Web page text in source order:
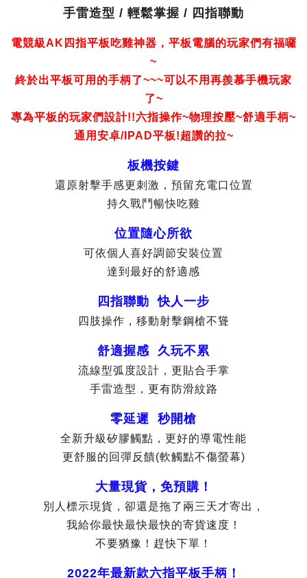
手雷造型 / 輕鬆掌握 / 四指聯動
電競級AK四指平板吃雞神器，平板電腦的玩家們有福囉
~
終於出平板可用的手柄了~~~可以不用再羨慕手機玩家
了~
專為平板的玩家們設計!!六指操作~物理按壓~舒適手柄~
通用安卓/IPAD平板!超讚的拉~
板機按鍵
還原射擊手感更刺激，預留充電口位置
持久戰鬥暢快吃雞
位置隨心所欲
可依個人喜好調節安裝位置
達到最好的舒適感
四指聯動 快人一步
四肢操作，移動射擊鋼槍不聳
舒適握感 久玩不累
流線型弧度設計，更貼合手掌
手雷造型，更有防滑紋路
零延遲 秒開槍
全新升級矽膠觸點，更好的導電性能
更舒服的回彈反饋(軟觸點不傷螢幕)
大量現貨，免預購！
別人標示現貨，卻還是拖了兩三天才寄出，
我給你最快最快最快的寄貨速度！
不要猶豫！趕快下單！
2022年最新款六指平板手柄！